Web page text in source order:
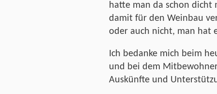
hatte man da schon dicht
damit für den Weinbau
oder auch nicht, man hat
Ich bedanke mich beim
und bei dem
Auskünfte und